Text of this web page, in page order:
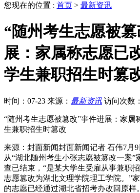
您现在的位置 : 首页 > 最新资讯
“随州考生志愿被
展：家属称志愿已
学生兼职招生时篡
时间：07-23 来源： 最新资讯 访问次数
“随州考生志愿被篡改”事件进展：家属
生兼职招生时篡改
来源：封面新闻封面新闻记者 石伟7月
从“湖北随州考生小张志愿被篡改一案”
查已结束，“是某大学生受雇从事兼职
志愿篡改为湖北文理学院理工学院。”
的志愿已经通过湖北省招考办改回原样